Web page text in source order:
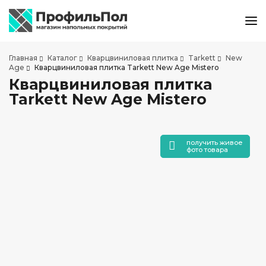
АКЦИИ И СКИДКИ
О КОМПАНИИ
НАШИ МАГАЗИНЫ
Главная Каталог Кварцвиниловая плитка Tarkett
New
Age
Кварцвиниловая плитка Tarkett New Age Mistero
Кварцвиниловая плитка
Tarkett New Age Mistero
получить живое
фото товара